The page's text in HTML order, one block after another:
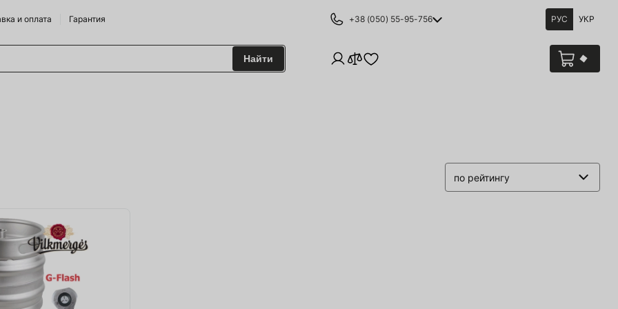
и оплата Гарантия +38 (050) 55-95-756 РУС УКР
и аксесуары
Найти
по рейтингу